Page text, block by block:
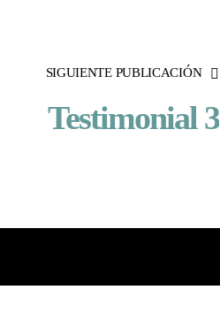
SIGUIENTE PUBLICACIÓN
Testimonial 3